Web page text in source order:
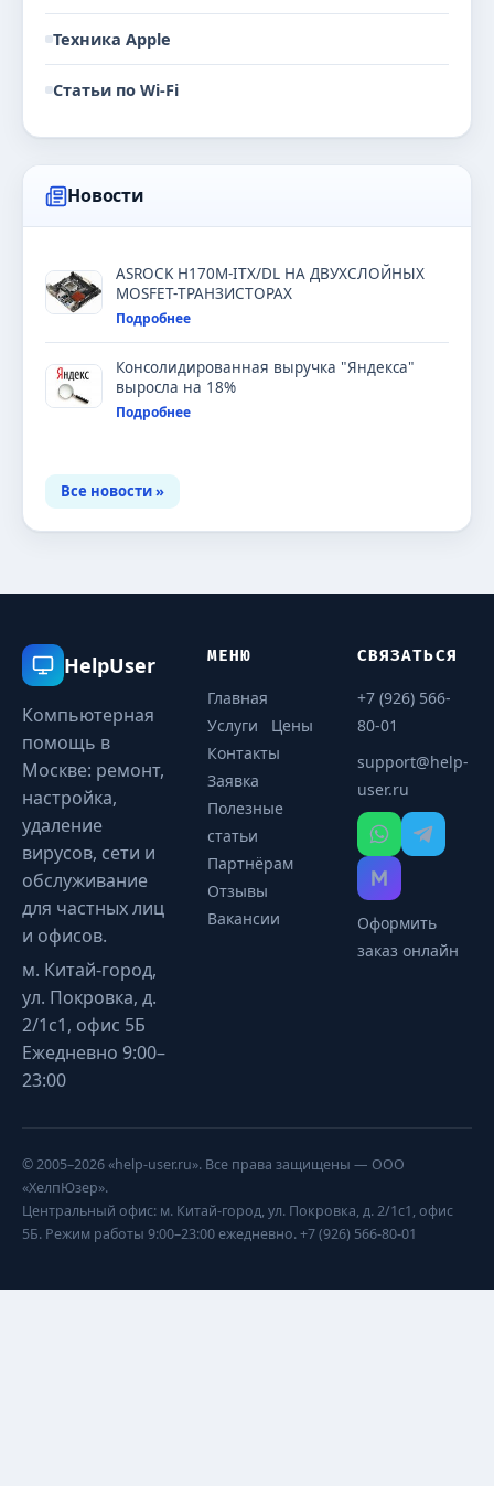
Техника Apple
Статьи по Wi-Fi
Новости
ASROCK H170M-ITX/DL НА ДВУХСЛОЙНЫХ
MOSFET-ТРАНЗИСТОРАХ
Подробнее
Консолидированная выручка "Яндекса"
выросла на 18%
Подробнее
Все новости »
HelpUser
Компьютерная
помощь в
Москве: ремонт,
настройка,
удаление
вирусов, сети и
обслуживание
для частных лиц
и офисов.
м. Китай-город,
ул. Покровка, д.
2/1с1, офис 5Б
Ежедневно 9:00–
23:00
МЕНЮ
Главная
Услуги
Цены
Контакты
Заявка
Полезные
статьи
Партнёрам
Отзывы
Вакансии
СВЯЗАТЬСЯ
+7 (926) 566-
80-01
support@help-
user.ru
Оформить
заказ онлайн
© 2005–2026 «help-user.ru». Все права защищены — ООО
«ХелпЮзер».
Центральный офис: м. Китай-город, ул. Покровка, д. 2/1с1, офис
5Б. Режим работы 9:00–23:00 ежедневно. +7 (926) 566-80-01